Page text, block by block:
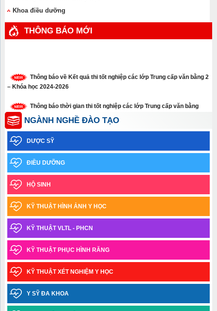
Khoa điều dưỡng
THÔNG BÁO MỚI
Thông báo về Kết quả thi tốt nghiệp các lớp Trung cấp văn bằng 2
– Khóa học 2024-2026
Thông báo thời gian thi tốt nghiệp các lớp Trung cấp văn bằng
năm 2026
Thông báo xét tuyển thẳng trình độ cao đẳng, trung cấp năm 2026
Thông báo về việc học sinh sinh viên chưa tham gia Bảo hiểm y
tế năm học 2025-2026
Thông báo Kết quả xét tốt nghiệp và xếp loại tốt nghiệp – Đợt
tháng 03.2026
Thông báo về việc nhận giấy chứng nhận tốt nghiệp tạm thời và
bảng điểm toàn khóa_TCVB2 Khóa học 2023-2025
Thông báo thời gian tiếp nhận thí sinh trúng tuyển đợt 1 năm
2025 làm thủ tục nhập học ngành Y học cổ truyền trình độ trung cấp văn
bằng 2
truyền trình độ Trung cấp văn bằng 2
Thông báo điểm chuẩn trúng tuyển đợt 1 năm 2025 ngành Y học
NGÀNH NGHỀ ĐÀO TẠO
DƯỢC SỸ
ĐIỀU DƯỠNG
HỘ SINH
KỸ THUẬT HÌNH ẢNH Y HỌC
KỸ THUẬT VLTL - PHCN
KỸ THUẬT PHỤC HÌNH RĂNG
KỸ THUẬT XÉT NGHIỆM Y HỌC
Y SỸ ĐA KHOA